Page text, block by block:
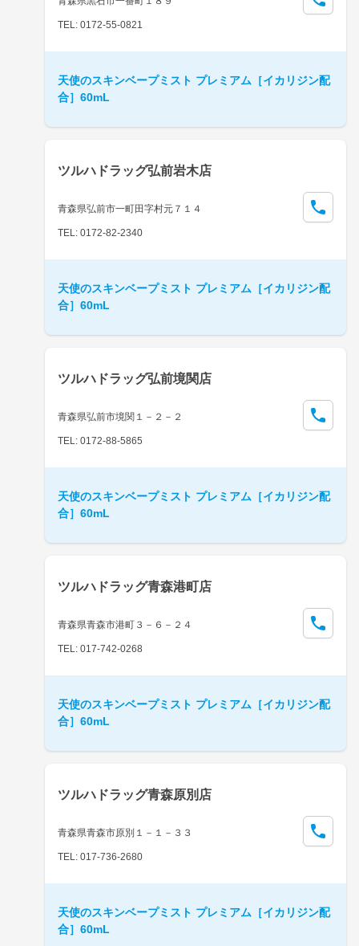
TEL: 0172-55-0821
天使のスキンベープミスト プレミアム［イカリジン配
合］60mL
ツルハドラッグ弘前岩木店
青森県弘前市一町田字村元７１４
TEL: 0172-82-2340
天使のスキンベープミスト プレミアム［イカリジン配
合］60mL
ツルハドラッグ弘前境関店
青森県弘前市境関１－２－２
TEL: 0172-88-5865
天使のスキンベープミスト プレミアム［イカリジン配
合］60mL
ツルハドラッグ青森港町店
青森県青森市港町３－６－２４
TEL: 017-742-0268
天使のスキンベープミスト プレミアム［イカリジン配
合］60mL
ツルハドラッグ青森原別店
青森県青森市原別１－１－３３
TEL: 017-736-2680
天使のスキンベープミスト プレミアム［イカリジン配
合］60mL